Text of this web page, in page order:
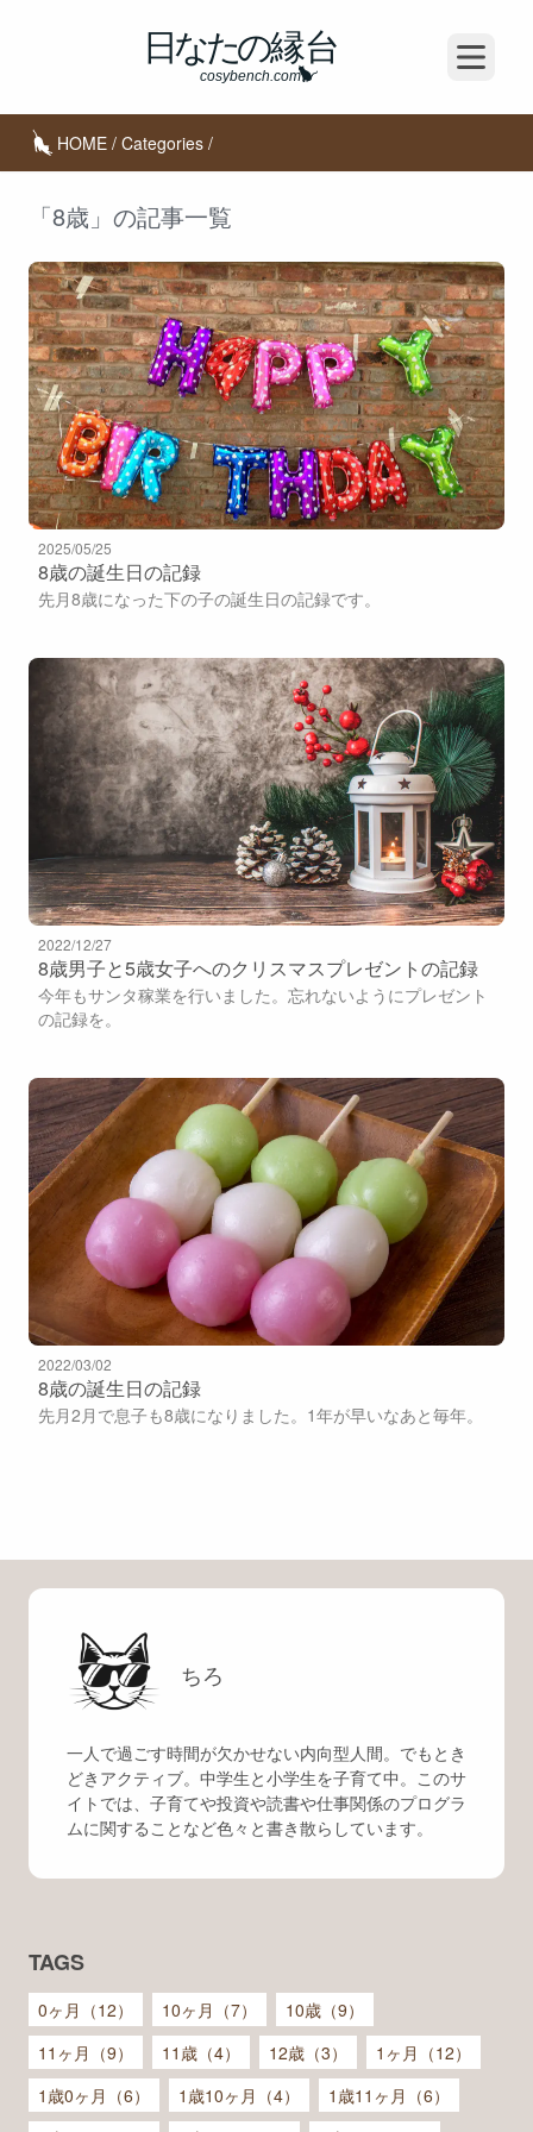
Open
HOME / Categories /
「8歳」の記事一覧
2025/05/25
8歳の誕生日の記録
先月8歳になった下の子の誕生日の記録です。
2022/12/27
8歳男子と5歳女子へのクリスマスプレゼントの記録
今年もサンタ稼業を行いました。忘れないようにプレゼント
の記録を。
2022/03/02
8歳の誕生日の記録
先月2月で息子も8歳になりました。1年が早いなあと毎年。
ちろ
一人で過ごす時間が欠かせない内向型人間。でもとき
どきアクティブ。中学生と小学生を子育て中。このサ
イトでは、子育てや投資や読書や仕事関係のプログラ
ムに関することなど色々と書き散らしています。
TAGS
0ヶ月（12） 10ヶ月（7）
10歳（9）
11ヶ月（9）
11歳（4） 12歳（3）
1ヶ月（12）
1歳0ヶ月（6）
1歳10ヶ月（4）
1歳11ヶ月（6）